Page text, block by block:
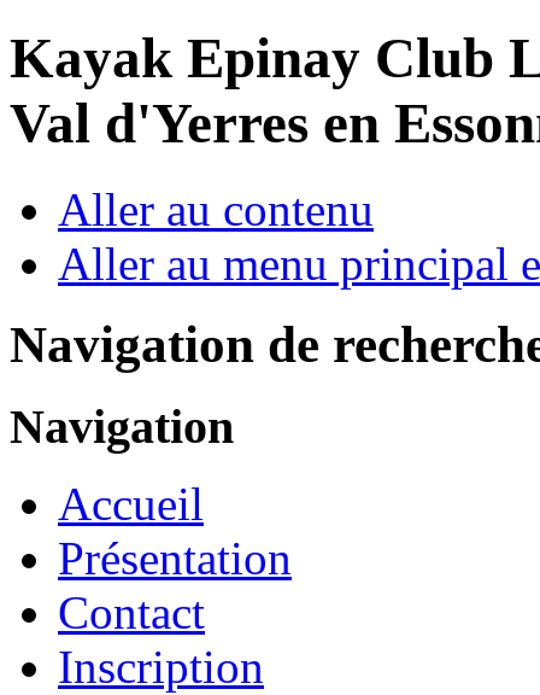
Kayak Epinay Club
Val d'Yerres en
Aller au contenu
Aller au menu principal
Navigation de
Navigation
Accueil
Présentation
Contact
Inscription